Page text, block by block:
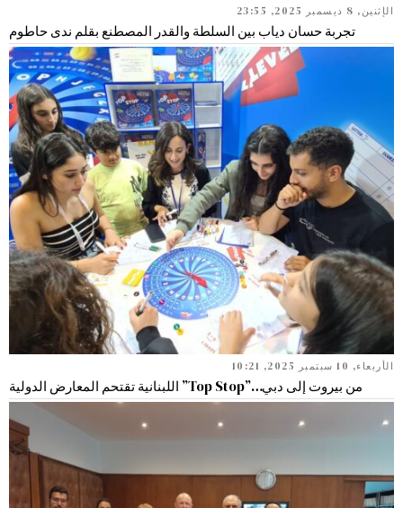
الإثنين, 8 ديسمبر 2025, 23:55
تجربة حسان دياب بين السلطة والقدر المصطنع بقلم ندى حاطوم
الأربعاء, 10 سبتمبر 2025, 10:21
من بيروت إلى دبي…”Top Stop” اللبنانية تقتحم المعارض الدولية